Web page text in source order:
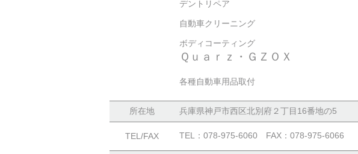
デントリペア
自動車クリーニング
ボディコーティング
Ｑｕａｒｚ・ＧＺＯＸ
各種自動車用品取付
所在地 兵庫県神戸市西区北別府２丁目16番地の5
TEL/FAX TEL：078-975-6060 FAX：078-975-6066